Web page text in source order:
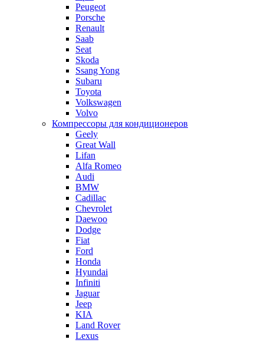
Peugeot
Porsche
Renault
Saab
Seat
Skoda
Ssang Yong
Subaru
Toyota
Volkswagen
Volvo
Компрессоры для кондиционеров
Geely
Great Wall
Lifan
Alfa Romeo
Audi
BMW
Cadillac
Chevrolet
Daewoo
Dodge
Fiat
Ford
Honda
Hyundai
Infiniti
Jaguar
Jeep
KIA
Land Rover
Lexus